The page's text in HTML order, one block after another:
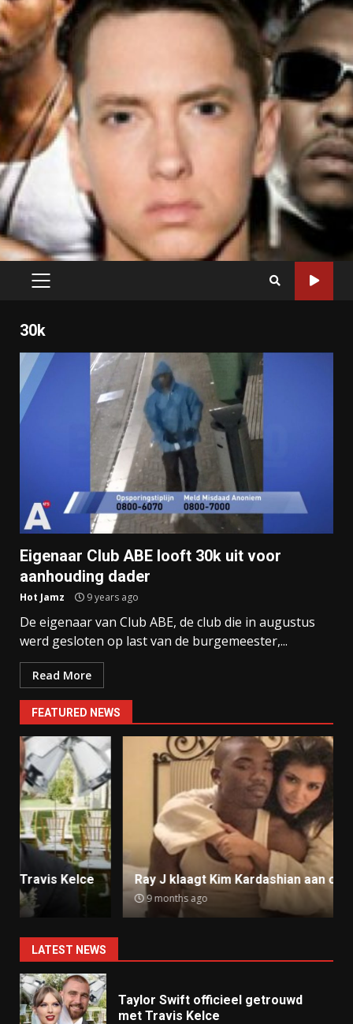
PRIMARY
30k
Eigenaar Club ABE looft 30k uit voor
aanhouding dader
Hot Jamz 9 years ago
De eigenaar van Club ABE, de club die in augustus
werd gesloten op last van de burgemeester,...
Read More
FEATURED NEWS
Ray J klaagt Kim Kardashian aan om sekstape
9 months ago
LATEST NEWS
Taylor Swift officieel getrouwd
met Travis Kelce